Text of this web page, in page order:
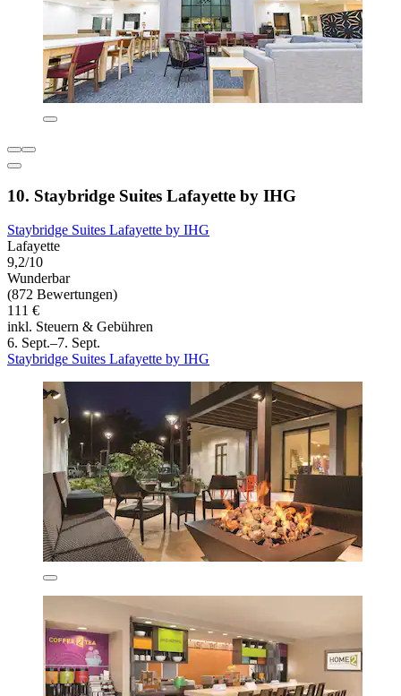
10. Staybridge Suites Lafayette by IHG
Staybridge Suites Lafayette by IHG
Lafayette
9,2/10
Wunderbar
(872 Bewertungen)
111 €
inkl. Steuern & Gebühren
6. Sept.–7. Sept.
Staybridge Suites Lafayette by IHG